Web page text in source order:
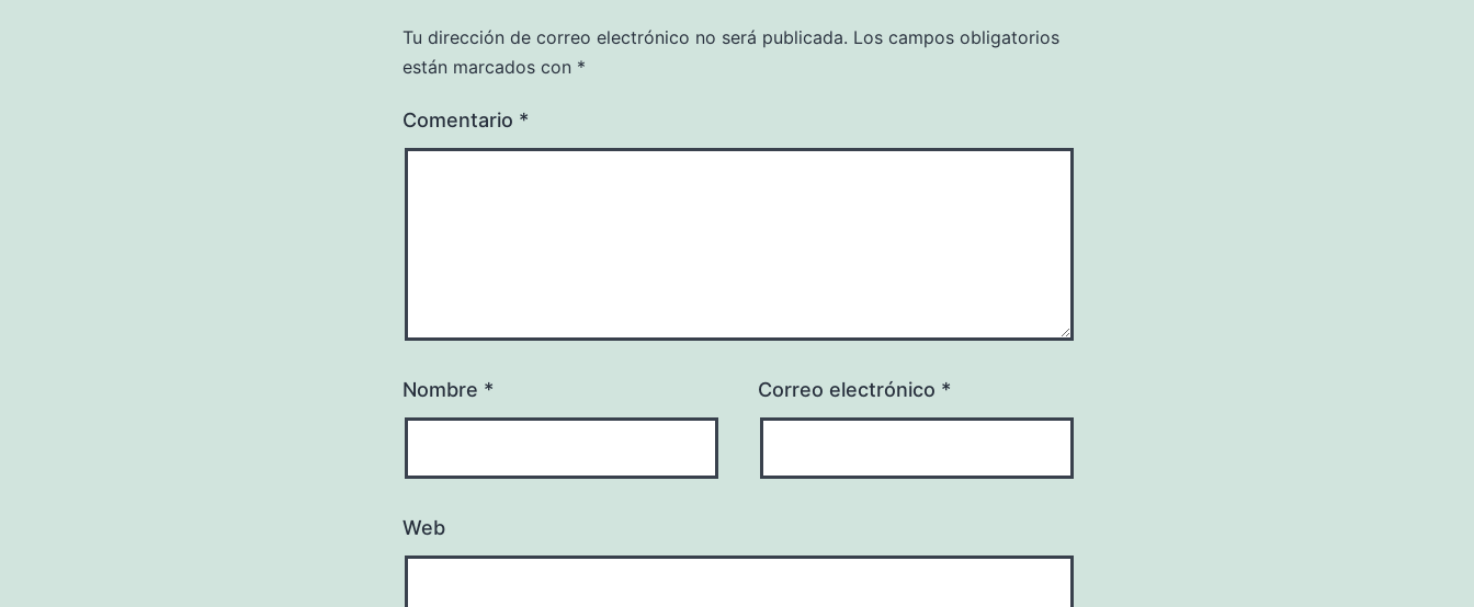
Tu dirección de correo electrónico no será publicada. Los campos obligatorios
están marcados con *
Comentario *
Nombre * Correo electrónico *
Web